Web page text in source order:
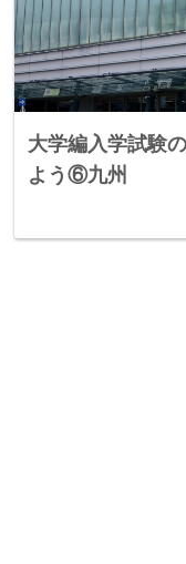
大学編入学試験
よう⑥九州